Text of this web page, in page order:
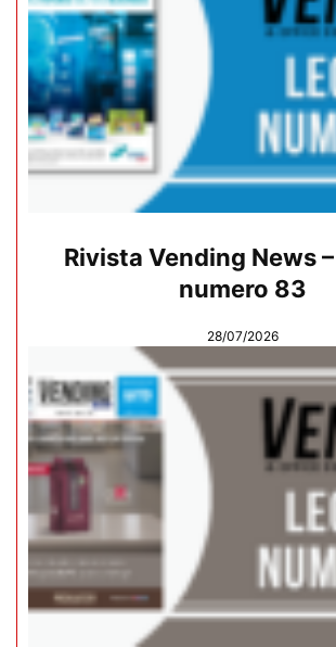
Rivista Vending News
numero 83
28/07/2026